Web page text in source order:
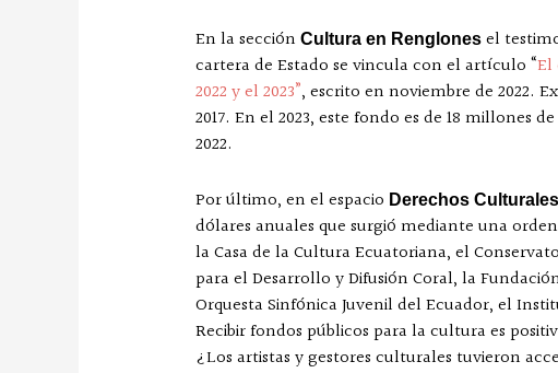
En la sección Cultura en Renglonesel
cartera de Estado se vincula con el artículo “El
2022 y el 2023”, escrito en noviembre de 2022.
2017. En el 2023, este fondo es de 18 millones
2022.
Por último, en el espacio Derechos Culturales
dólares anuales que surgió mediante una
la Casa de la Cultura Ecuatoriana, el
para el Desarrollo y Difusión Coral, la
Orquesta Sinfónica Juvenil del Ecuador, el
Recibir fondos públicos para la cultura es
¿Los artistas y gestores culturales tuvieron